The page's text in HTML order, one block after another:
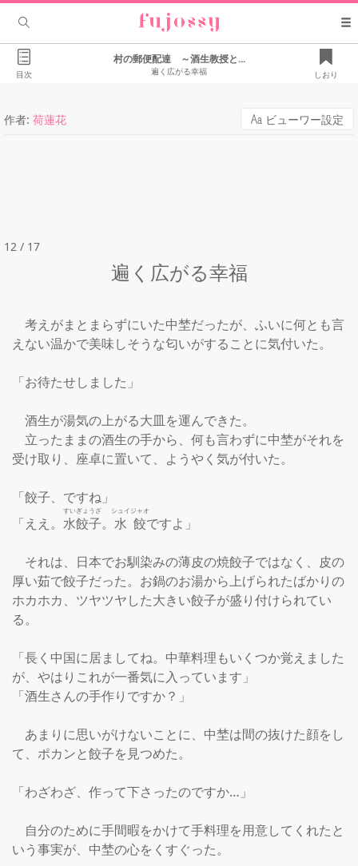
目次
村の郵便配達 ～酒生教授と...
遍く広がる幸福 しおり
作者: 荷蓮花 ビューワー設定
12 / 17
遍く広がる幸福
考えがまとまらずにいた中埜だったが、ふいに何とも言
えない温かで美味しそうな匂いがすることに気付いた。
「お待たせしました」
酒生が湯気の上がる大皿を運んできた。
立ったままの酒生の手から、何も言わずに中埜がそれを
受け取り、座卓に置いて、ようやく気が付いた。
「餃子、ですね」
「ええ。 水餃子
すいぎょうざ
。 水餃
シュイジャオ
ですよ」
それは、日本でお馴染みの薄皮の焼餃子ではなく、皮の
厚い茹で餃子だった。お鍋のお湯から上げられたばかりの
ホカホカ、ツヤツヤした大きい餃子が盛り付けられてい
る。
「長く中国に居ましてね。中華料理もいくつか覚えました
が、やはりこれが一番気に入っています」
「酒生さんの手作りですか？」
あまりに思いがけないことに、中埜は間の抜けた顔をし
て、ポカンと餃子を見つめた。
「わざわざ、作って下さったのですか…」
自分のために手間暇をかけて手料理を用意してくれたと
いう事実が、中埜の心をくすぐった。